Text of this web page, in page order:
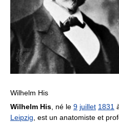
Wilhelm His
Wilhelm His , né le 9 juillet 1831
Leipzig , est un anatomiste et